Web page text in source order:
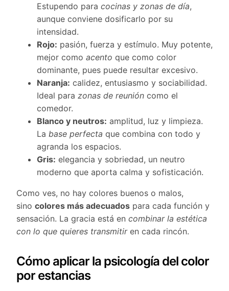
Estupendo para cocinas y zonas de día,
aunque conviene dosificarlo por su
intensidad.
Rojo: pasión, fuerza y estímulo. Muy potente,
mejor como acento que como color
dominante, pues puede resultar excesivo.
Naranja: calidez, entusiasmo y sociabilidad.
Ideal para zonas de reunión como el
comedor.
Blanco y neutros: amplitud, luz y limpieza.
La base perfecta que combina con todo y
agranda los espacios.
Gris: elegancia y sobriedad, un neutro
moderno que aporta calma y sofisticación.
Como ves, no hay colores buenos o malos,
sino colores más adecuados para cada función y
sensación. La gracia está en combinar la estética
con lo que quieres transmitiren cada rincón.
Cómo aplicar la psicología del color
por estancias